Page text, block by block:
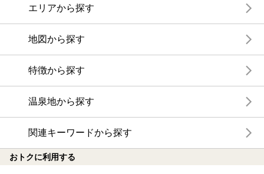
エリアから探す
地図から探す
特徴から探す
温泉地から探す
関連キーワードから探す
おトクに利用する